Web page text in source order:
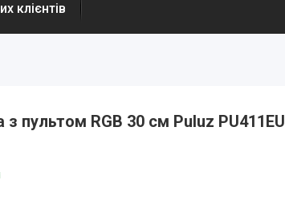
клієнтів
з пультом RGB 30 см Puluz PU411EU